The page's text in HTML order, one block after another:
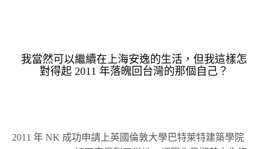
我當然可以繼續在上海安逸的生活，但我這樣怎
對得起 2011 年落魄回台灣的那個自己？
2011 年 NK 成功申請上英國倫敦大學巴特萊特建築學院